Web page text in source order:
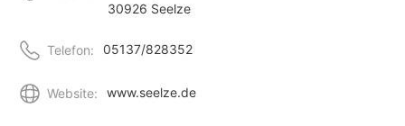
30926 Seelze
Telefon: 05137/828352
Website: www.seelze.de